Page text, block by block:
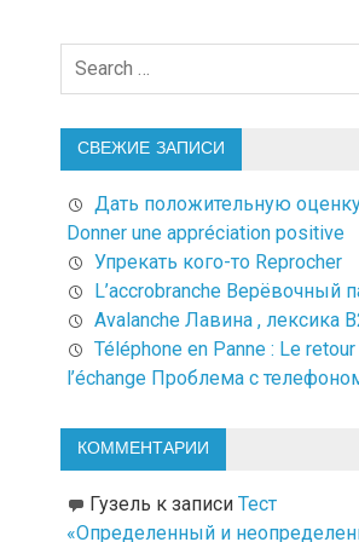
СВЕЖИЕ ЗАПИСИ
Дать положительную
Donner une appréciation positive
Упрекать кого-то Reprocher
L’accrobranche Верёвочный
Avalanche Лавина , лексика
Téléphone en Panne : Le
l’échange Проблема с
КОММЕНТАРИИ
Гузель к записиТест
«Определенный и